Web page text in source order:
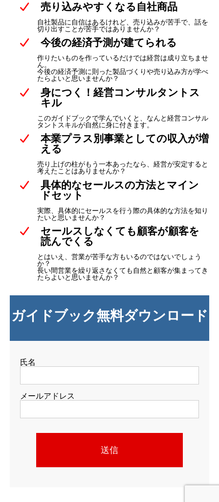
売り込みやすくなる自社商品
自社製品に自信はあるけれど、売り込みが苦手で、話を
切り出すことが苦手ではありませんか？
今後の経済予測が建てられる
作りたいものを作っているだけでは経営は成り立ちませ
ん。
今後の経済予測に則った製品づくりや売り込み方が学べ
たらよいと思いませんか？
身につく！経営コンサルタントス
キル
このガイドブックで学んでいくと、なんと経営コンサル
タントスキルが自然に身に付きます。
本業プラス別事業としての収入が増
える
売り上げの柱がもう一本あったなら、経営が安定すると
考えたことはありませんか？
具体的なセールスの方法とマイン
ドセット
実際、具体的にセールスを行う際の具体的な方法を知り
たいと思いませんか？
セールスしなくても顧客が顧客を
読んでくる
とはいえ、営業が苦手な方もいるのではないでしょう
か？
長い間営業を繰り返さなくても自然と顧客が集まってき
たらよいと思いませんか？
ガイドブック無料ダウンロード
氏名
メールアドレス